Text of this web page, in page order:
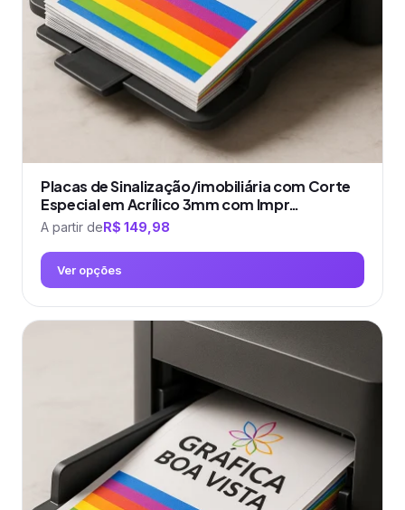
Placas de Sinalização/imobiliária com Corte
Especial em Acrílico 3mm com Impr…
A partir deR$ 149,98
Ver opções
Este
produto
opções
podem